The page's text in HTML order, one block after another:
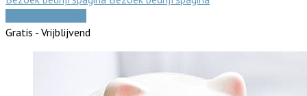
Gratis - Vrijblijvend